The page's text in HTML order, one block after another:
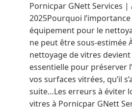
Pornicpar GNett Services |
2025Pourquoi l’importance
équipement pour le
ne peut être sous-estimée
nettoyage de vitres
essentielle pour préserver
vos surfaces vitrées, qu’il
suite…Les erreurs à éviter
vitres à Pornicpar GNett